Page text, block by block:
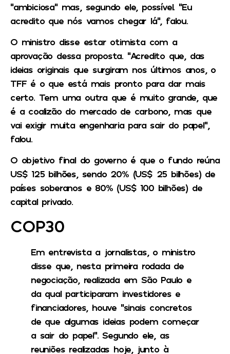
“ambiciosa” mas, segundo ele, possível. “Eu
acredito que nós vamos chegar lá”, falou.
O ministro disse estar otimista com a
aprovação dessa proposta. “Acredito que, das
ideias originais que surgiram nos últimos anos, o
TFF é o que está mais pronto para dar mais
certo. Tem uma outra que é muito grande, que
é a coalizão do mercado de carbono, mas que
vai exigir muita engenharia para sair do papel”,
falou.
O objetivo final do governo é que o fundo reúna
US$ 125 bilhões, sendo 20% (US$ 25 bilhões) de
países soberanos e 80% (US$ 100 bilhões) de
capital privado.
COP30
Em entrevista a jornalistas, o ministro
disse que, nesta primeira rodada de
negociação, realizada em São Paulo e
da qual participaram investidores e
financiadores, houve “sinais concretos
de que algumas ideias podem começar
a sair do papel”.Segundo ele, as
reuniões realizadas hoje, junto à